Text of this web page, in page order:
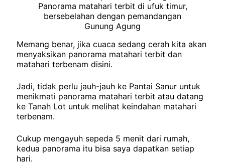
Panorama matahari terbit di ufuk timur,
bersebelahan dengan pemandangan
Gunung Agung
Memang benar, jika cuaca sedang cerah kita akan
menyaksikan panorama matahari terbit dan
matahari terbenam disini.
Jadi, tidak perlu jauh-jauh ke Pantai Sanur untuk
menikmati panorama matahari terbit atau datang
ke Tanah Lot untuk melihat keindahan matahari
terbenam.
Cukup mengayuh sepeda 5 menit dari rumah,
kedua panorama itu bisa saya dapatkan setiap
hari.